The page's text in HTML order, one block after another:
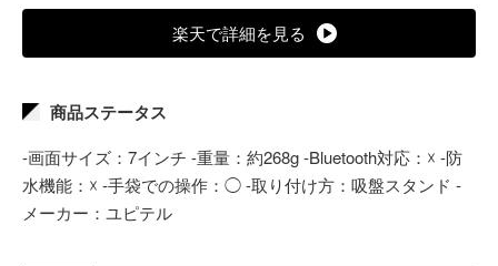
楽天で詳細を見る
商品ステータス
-画面サイズ：7インチ -重量：約268g -Bluetooth対応：☓ -防
水機能：☓ -手袋での操作：◯ -取り付け方：吸盤スタンド -
メーカー：ユピテル